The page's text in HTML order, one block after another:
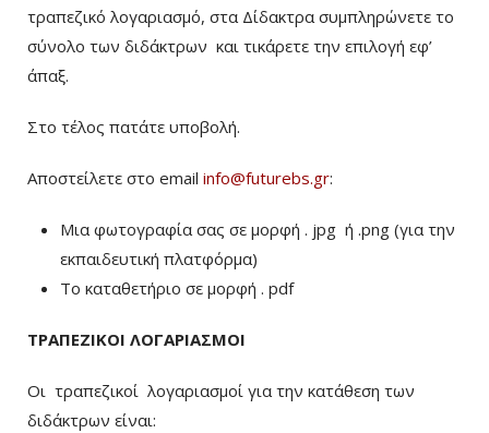
τραπεζικό λογαριασμό, στα Δίδακτρα συμπληρώνετε το
σύνολο των διδάκτρων και τικάρετε την επιλογή εφ’
άπαξ.
Στο τέλος πατάτε υποβολή.
Αποστείλετε στο email info@futurebs.gr:
Μια φωτογραφία σας σε μορφή . jpg ή .png (για την
εκπαιδευτική πλατφόρμα)
To καταθετήριο σε μορφή . pdf
ΤΡΑΠΕΖΙΚΟΙ ΛΟΓΑΡΙΑΣΜΟΙ
Οι τραπεζικοί λογαριασμοί για την κατάθεση των
διδάκτρων είναι: